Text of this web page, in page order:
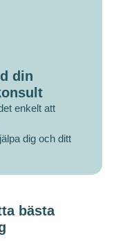
din
enkelt att
dig och ditt
bästa